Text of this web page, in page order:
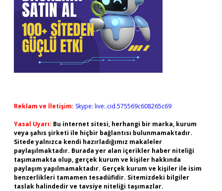
Reklam ve İletişim: Skype: live:.cid.575569c608265c69
Yasal Uyarı: Bu internet sitesi, herhangi bir marka, kurum
veya şahıs şirketi ile hiçbir bağlantısı bulunmamaktadır.
Sitede yalnızca kendi hazırladığımız makaleler
paylaşılmaktadır. Burada yer alan içerikler haber niteliği
taşımamakta olup, gerçek kurum ve kişiler hakkında
paylaşım yapılmamaktadır. Gerçek kurum ve kişiler ile isim
benzerlikleri tamamen tesadüfidir. Sitemizdeki bilgiler
taslak halindedir ve tavsiye niteliği taşımazlar.